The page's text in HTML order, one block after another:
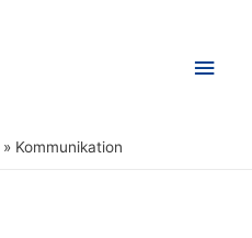
Kommunikation